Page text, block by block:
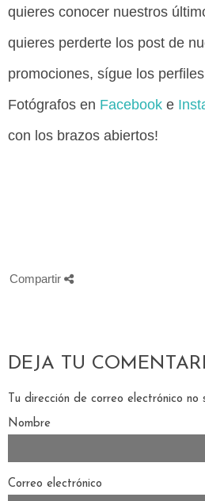
quieres conocer nuestros
quieres perderte los post de
promociones, sígue los
Fotógrafos en Facebook e
con los brazos abiertos!
Compartir
DEJA TU
Tu dirección de correo electrónico
Nombre
Correo electrónico